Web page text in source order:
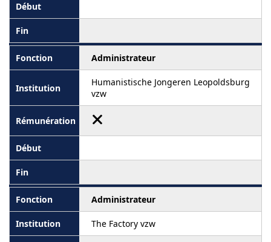
Administrateur
Humanistische Jongeren Leopoldsburg
vzw
Administrateur
The Factory vzw